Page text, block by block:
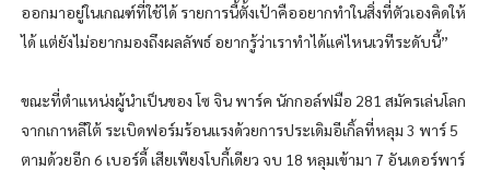
ออกมาอยู่ในเกณฑ์ที่ใช้ได้ รายการนี้ตั้งเป้าคืออยากทำในสิ่งที่ตัวเองคิดให้
ได้ แต่ยังไม่อยากมองถึงผลลัพธ์ อยากรู้ว่าเราทำได้แค่ไหนเวทีระดับนี้”
ขณะที่ตำแหน่งผู้นำเป็นของ โซ จิน พาร์ค นักกอล์ฟมือ 281 สมัครเล่นโลก
จากเกาหลีใต้ ระเบิดฟอร์มร้อนแรงด้วยการประเดิมอีเกิ้ลที่หลุม 3 พาร์ 5
ตามด้วยอีก 6 เบอร์ดี้ เสียเพียงโบกี้เดียว จบ 18 หลุมเข้ามา 7 อันเดอร์พาร์